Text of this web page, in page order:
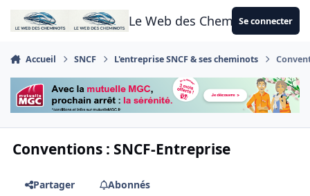
Aller au contenu
Le Web des CheminotsSe connecter
Accueil SNCF L'entreprise SNCF & ses cheminots
Conventions : SNCF-Entreprise
Partager
Abonnés